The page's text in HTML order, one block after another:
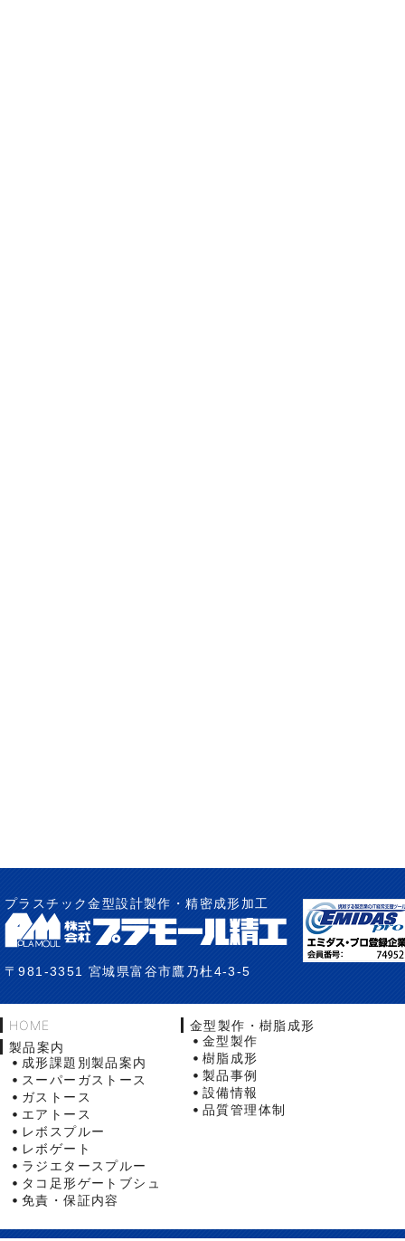
プラスチック金型設計製作・精密成形加工
〒981-3351 宮城県富谷市鷹乃杜4-3-5
HOME
製品案内
成形課題別製品案内
スーパーガストース
ガストース
エアトース
レボスプルー
レボゲート
ラジエタースプルー
タコ足形ゲートブシュ
免責・保証内容
金型製作・樹脂成形
金型製作
樹脂成形
製品事例
設備情報
品質管理体制